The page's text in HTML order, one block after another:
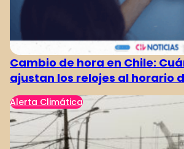
Cambio de hora en Chile:
ajustan los relojes al horario
Alerta Climática